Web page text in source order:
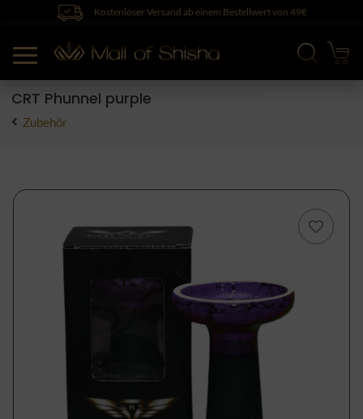
Kostenloser Versand ab einem Bestellwert von 49€
CRT Phunnel purple
Zubehör